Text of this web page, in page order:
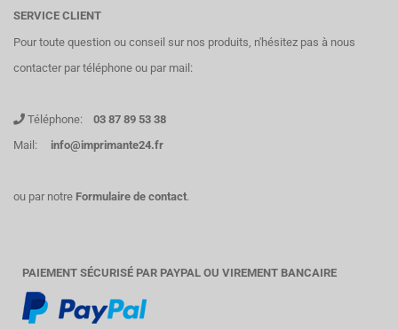
SERVICE CLIENT
Pour toute question ou conseil sur nos produits, n'hésitez pas à nous
contacter par téléphone ou par mail:
Téléphone: 03 87 89 53 38
Mail:
info@imprimante24.fr
ou par notre Formulaire de contact.
PAIEMENT SÉCURISÉ PAR PAYPAL OU VIREMENT BANCAIRE